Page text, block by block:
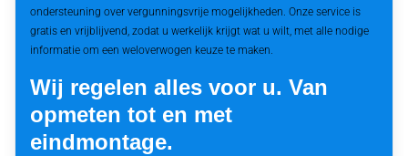
ondersteuning over vergunningsvrije mogelijkheden. Onze service is
gratis en vrijblijvend, zodat u werkelijk krijgt wat u wilt, met alle nodige
informatie om een weloverwogen keuze te maken.
Wij regelen alles voor u. Van
opmeten tot en met
eindmontage.